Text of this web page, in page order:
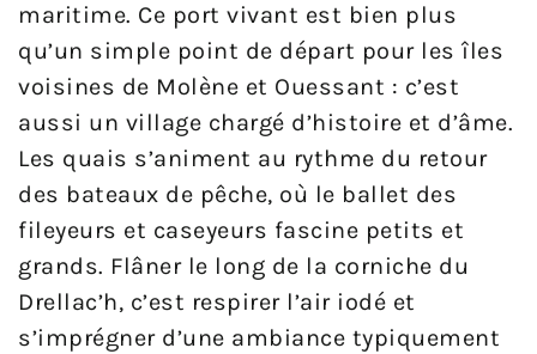
maritime. Ce port vivant est bien plus
qu’un simple point de départ pour les îles
voisines de Molène et Ouessant : c’est
aussi un village chargé d’histoire et d’âme.
Les quais s’animent au rythme du retour
des bateaux de pêche, où le ballet des
fileyeurs et caseyeurs fascine petits et
grands. Flâner le long de la corniche du
Drellac’h, c’est respirer l’air iodé et
s’imprégner d’une ambiance typiquement